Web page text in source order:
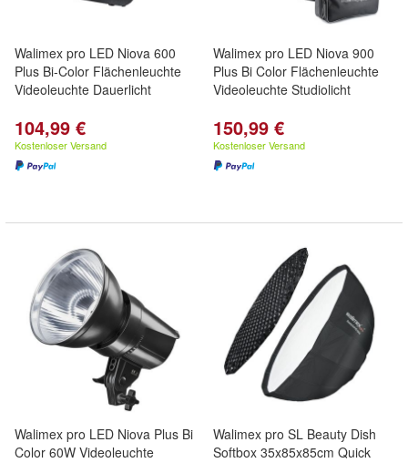
Walimex pro LED Niova 600
Plus Bi-Color Flächenleuchte
Videoleuchte Dauerlicht
104,99 €
Kostenloser Versand
Walimex pro LED Niova 900
Plus Bi Color Flächenleuchte
Videoleuchte Studiolicht
150,99 €
Kostenloser Versand
Walimex pro LED Niova Plus Bi
Color 60W Videoleuchte
Walimex pro SL Beauty Dish
Softbox 35x85x85cm Quick